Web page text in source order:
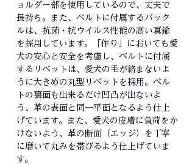
ョルダー部を使用しているので、丈夫で
長持ち。また、ベルトに付属するバック
ルは、抗菌・抗ウイルス性能の高い真鍮
を採用しています。「作り」においても愛
犬の安心と安全を考慮し、ベルトに付属
するリベットは、愛犬の毛が絡まないよ
うに大きめの丸型リベットを採用。ベル
トの裏面も出来るだけ凹凸が出ないよ
う、革の表面と同一平面となるよう仕上
げています。また、愛犬の皮膚に負荷をか
けないよう、革の断面（エッジ）を丁寧
に磨いて丸みを帯びるよう仕上げていま
す。